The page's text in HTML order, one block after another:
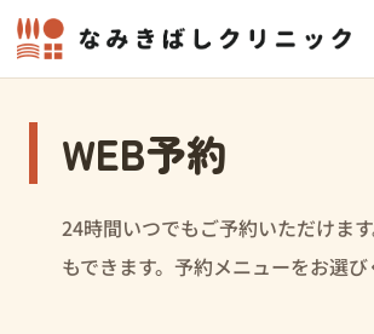
WEB予約
24時間いつでもご予約いただけま
もできます。予約メニューをお選び